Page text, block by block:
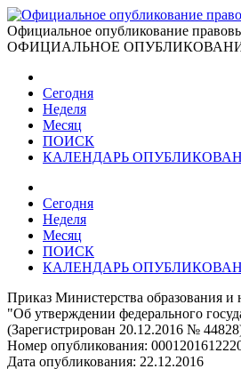
Официальное опубликование
ОФИЦИАЛЬНОЕ
Сегодня
Неделя
Месяц
ПОИСК
КАЛЕНДАРЬ
Сегодня
Неделя
Месяц
ПОИСК
КАЛЕНДАРЬ
Приказ Министерства образования
"Об утверждении федерального
(Зарегистрирован 20.12.2016 №
Номер опубликования:
Дата опубликования: 22.12.2016